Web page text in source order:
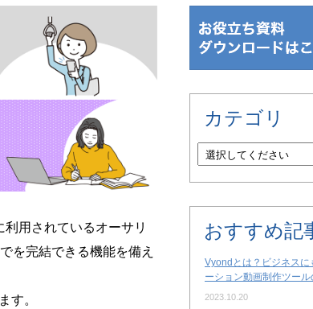
カテゴリ
おすすめ記
Vyondとは？ビジネスに
ーション動画制作ツー
2023.10.20
用されているオーサリ
を完結できる機能を備え
す。